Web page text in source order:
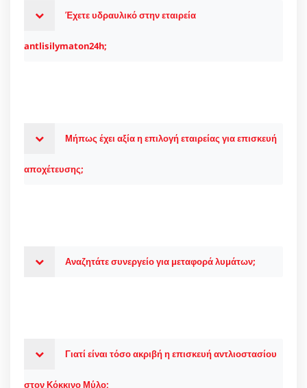
Έχετε υδραυλικό στην εταιρεία
antlisilymaton24h;
Μήπως έχει αξία η επιλογή εταιρείας για επισκευή
αποχέτευσης;
Αναζητάτε συνεργείο για μεταφορά λυμάτων;
Γιατί είναι τόσο ακριβή η επισκευή αντλιοστασίου
στον Κόκκινο Μύλο;